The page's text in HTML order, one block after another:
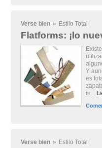
Verse bien » Estilo Total
Flatforms: ¡lo
Y
es
in...
Verse bien » Estilo Total